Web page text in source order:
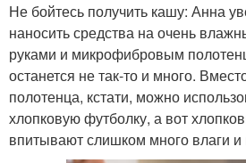
Не бойтесь получить кашу: Анна
наносить средства на очень
руками и микрофибровым
останется не так-то и много.
полотенца, кстати, можно
хлопковую футболку, а вот
впитывают слишком много влаги